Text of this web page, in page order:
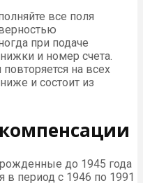
все поля
при подаче
и номер счета.
на всех
и состоит из
рожденные до 1945 года
в период с 1946 по 1991